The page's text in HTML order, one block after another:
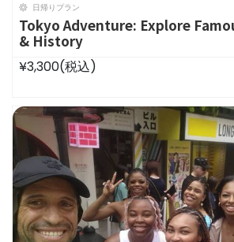
日帰りプラン
Tokyo Adventure: Explore
& History
¥3,300(税込)